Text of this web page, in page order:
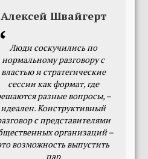
Алексей Швайгерт
Люди соскучились по
нормальному разговору с
властью и стратегические
сессии как формат, где
разные вопросы, –
идеален. Конструктивный
с представителями
организаций –
возможность выпустить
пар